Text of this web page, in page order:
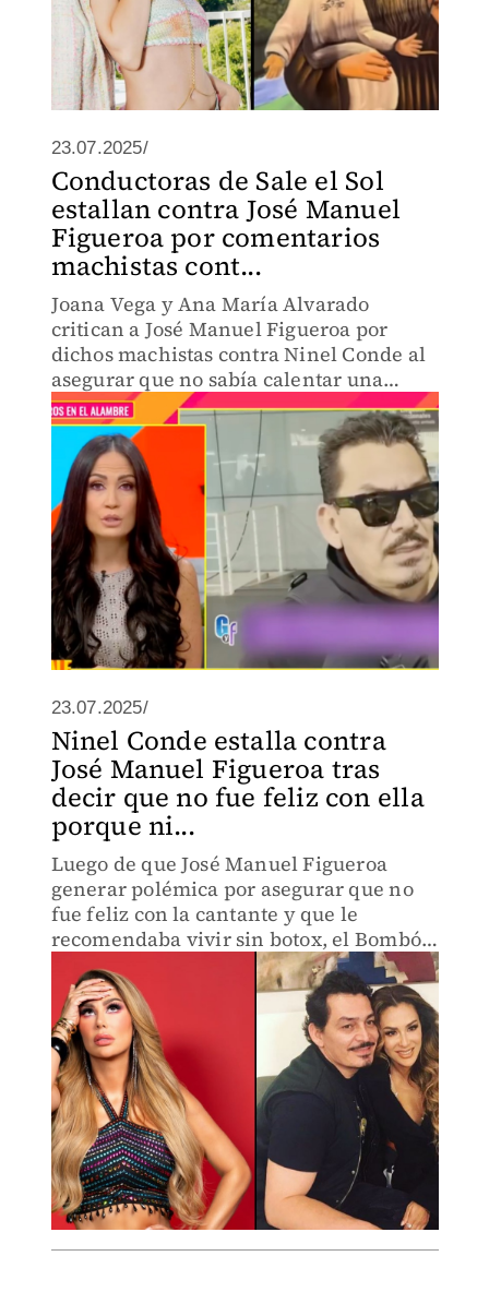
23.07.2025/
Conductoras de Sale el Sol
estallan contra José Manuel
Figueroa por comentarios
machistas cont...
Joana Vega y Ana María Alvarado
critican a José Manuel Figueroa por
dichos machistas contra Ninel Conde al
asegurar que no sabía calentar una
tortilla.
23.07.2025/
Ninel Conde estalla contra
José Manuel Figueroa tras
decir que no fue feliz con ella
porque ni...
Luego de que José Manuel Figueroa
generar polémica por asegurar que no
fue feliz con la cantante y que le
recomendaba vivir sin botox, el Bombón
Asesino le responde.